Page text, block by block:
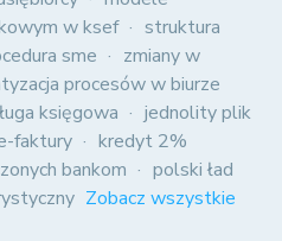
w ksef
struktura
sme
zmiany w
procesów w biurze
księgowa
jednolity plik
faktury
kredyt 2%
bankom
polski ład
Zobacz wszystkie